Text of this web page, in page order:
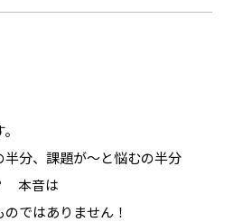
分、課題が～と悩むの半分
本音は
ではありません！